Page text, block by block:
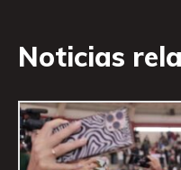
Noticias